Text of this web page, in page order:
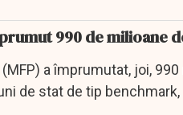
990 de milioane
a împrumutat, joi,
de stat de tip